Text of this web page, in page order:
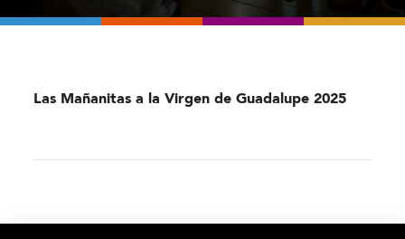
Las Mañanitas a la Virgen de Guadalupe 2025